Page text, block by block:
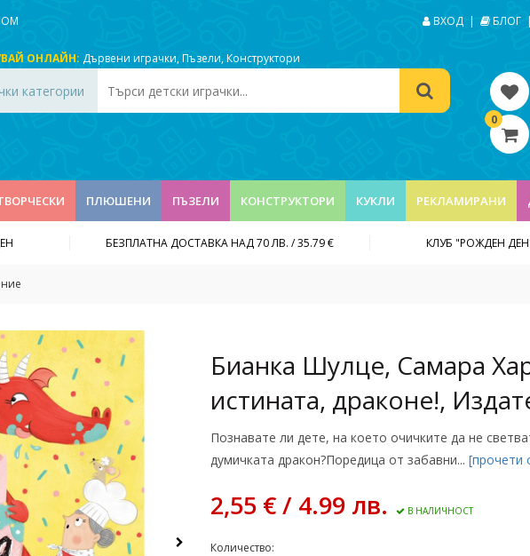
ВХОД | БЛОГ |
ОНЛАЙН: Дървени играчки,Пъзели,Конструктори
категории
0
ПЛЮШЕНИ ПЪЗЕЛИ КОНСТРУКТОРИ КУКЛИ РЕКЛАМИРАНИ
БЕЗПЛАТНА ДОСТАВКА НАД 70 ЛВ. / 35.79 € КЛУБ "РОЖДЕН
Бианка Шулце, Самара
истината, драконе!,
Познавате ли дете, на което очичките да не
думичката дракон?Поредица от забавни... [прочети
2,55 € / 4.99 лв. В НАЛИЧНОСТ
Количество: